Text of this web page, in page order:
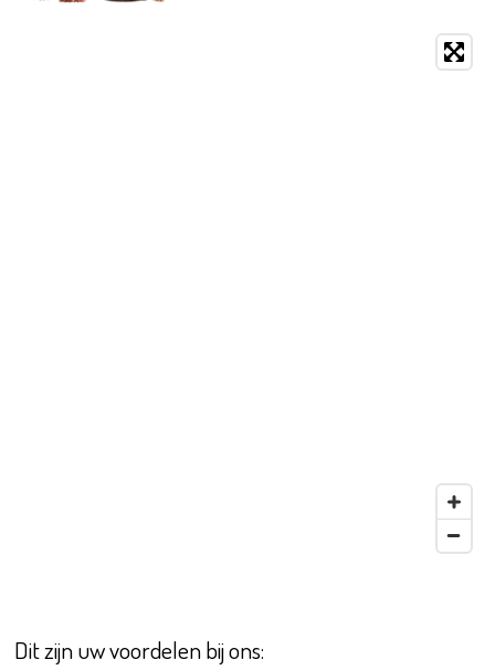
Dit zijn uw voordelen bij ons: